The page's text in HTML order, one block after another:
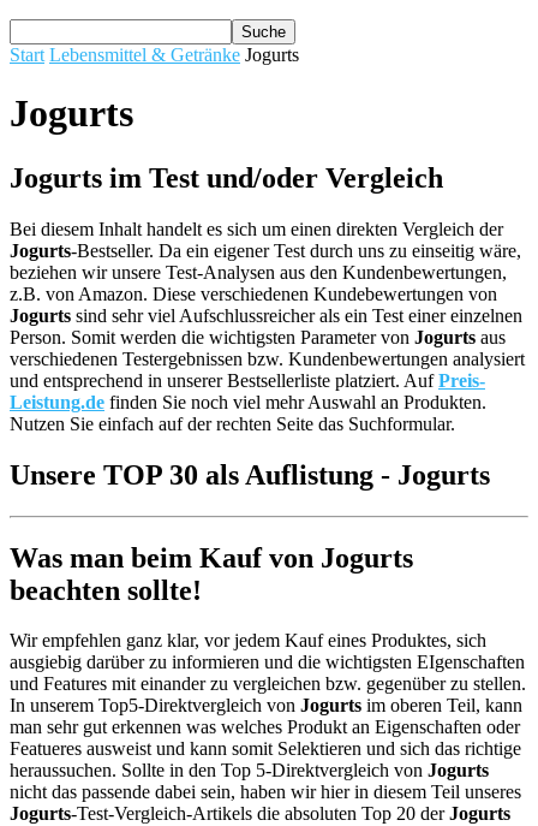
Start Lebensmittel & Getränke Jogurts
Jogurts
Jogurts im Test und/oder Vergleich
Bei diesem Inhalt handelt es sich um einen direkten Vergleich der
Jogurts-Bestseller. Da ein eigener Test durch uns zu einseitig wäre,
beziehen wir unsere Test-Analysen aus den Kundenbewertungen,
z.B. von Amazon. Diese verschiedenen Kundebewertungen von
Jogurts sind sehr viel Aufschlussreicher als ein Test einer einzelnen
Person. Somit werden die wichtigsten Parameter von Jogurts aus
verschiedenen Testergebnissen bzw. Kundenbewertungen analysiert
und entsprechend in unserer Bestsellerliste platziert. AufPreis-
Leistung.de finden Sie noch viel mehr Auswahl an Produkten.
Nutzen Sie einfach auf der rechten Seite das Suchformular.
Unsere TOP 30 als Auflistung - Jogurts
Was man beim Kauf von Jogurts
beachten sollte!
Wir empfehlen ganz klar, vor jedem Kauf eines Produktes, sich
ausgiebig darüber zu informieren und die wichtigsten EIgenschaften
und Features mit einander zu vergleichen bzw. gegenüber zu stellen.
In unserem Top5-Direktvergleich von Jogurts im oberen Teil, kann
man sehr gut erkennen was welches Produkt an Eigenschaften oder
Featueres ausweist und kann somit Selektieren und sich das richtige
heraussuchen. Sollte in den Top 5-Direktvergleich von Jogurts
nicht das passende dabei sein, haben wir hier in diesem Teil unseres
Jogurts-Test-Vergleich-Artikels die absoluten Top 20 derJogurts